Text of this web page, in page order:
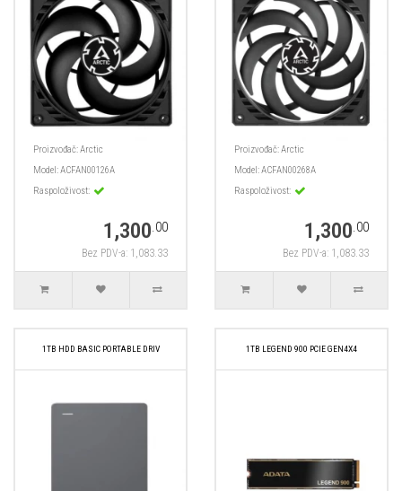
Proizvođač:Arctic
Model:ACFAN00126A
Raspoloživost:
1,300.00
Bez PDV-a: 1,083.33
Proizvođač:Arctic
Model:ACFAN00268A
Raspoloživost:
1,300.00
Bez PDV-a: 1,083.33
1TB HDD BASIC PORTABLE DRIV 1TB LEGEND 900 PCIE GEN4X4